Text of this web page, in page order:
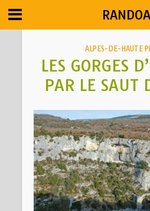
ALPES-DE-HAUTE
LES GORGES
PAR LE SAUT